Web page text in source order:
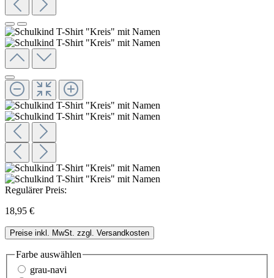
Regulärer Preis:
18,95 €
Preise inkl. MwSt. zzgl. Versandkosten
Farbe auswählen
grau-navi